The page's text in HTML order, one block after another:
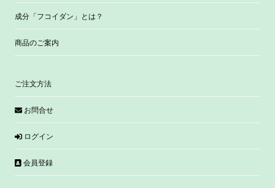
成分「フコイダン」とは？
商品のご案内
ご注文方法
お問合せ
ログイン
会員登録